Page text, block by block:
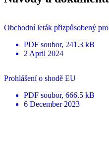
Obchodní leták přizpůsobený
PDF soubor, 241.3 kB
2 April 2024
Prohlášení o shodě EU
PDF soubor, 666.5 kB
6 December 2023